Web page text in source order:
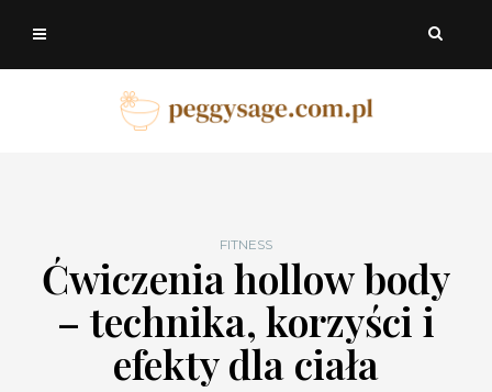
FITNESS
Ćwiczenia hollow body
– technika, korzyści i
efekty dla ciała